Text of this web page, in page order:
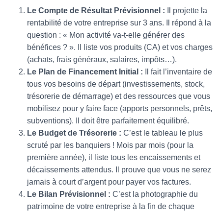
Le Compte de Résultat Prévisionnel : Il projette la
rentabilité de votre entreprise sur 3 ans. Il répond à la
question : « Mon activité va-t-elle générer des
bénéfices ? ». Il liste vos produits (CA) et vos charges
(achats, frais généraux, salaires, impôts…).
Le Plan de Financement Initial : Il fait l’inventaire de
tous vos besoins de départ (investissements, stock,
trésorerie de démarrage) et des ressources que vous
mobilisez pour y faire face (apports personnels, prêts,
subventions). Il doit être parfaitement équilibré.
Le Budget de Trésorerie : C’est le tableau le plus
scruté par les banquiers ! Mois par mois (pour la
première année), il liste tous les encaissements et
décaissements attendus. Il prouve que vous ne serez
jamais à court d’argent pour payer vos factures.
Le Bilan Prévisionnel : C’est la photographie du
patrimoine de votre entreprise à la fin de chaque